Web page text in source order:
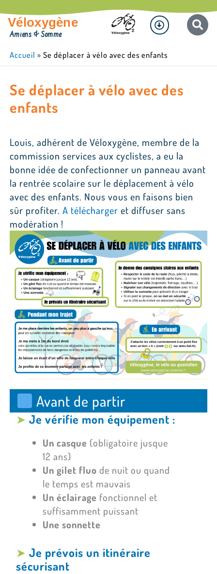
au
contenu
Véloxygène
Amiens & Somme
Menu
Accueil » Se déplacer à vélo avec des enfants
Se déplacer à vélo avec des
enfants
Louis, adhérent de Véloxygène, membre de la
commission services aux cyclistes, a eu la
bonne idée de confectionner un panneau avant
la rentrée scolaire sur le déplacement à vélo
avec des enfants. Nous vous en faisons bien
sûr profiter. A télécharger et diffuser sans
modération !
Avant de partir
➤ Je vérifie mon équipement :
Un casque (obligatoire jusque
12 ans)
Un gilet fluo de nuit ou quand
le temps est mauvais
Un éclairage fonctionnel et
suffisamment puissant
Une sonnette
➤ Je prévois un itinéraire
sécurisant